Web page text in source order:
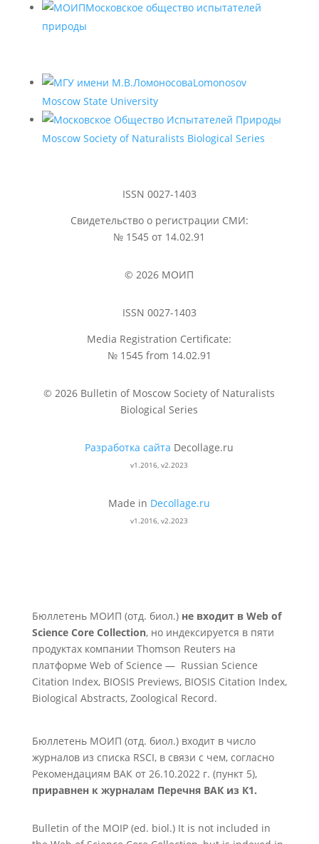
Московское общество испытателей
природы
Lomonosov
Moscow State University
Moscow Society of Naturalists Biological Series
ISSN 0027-1403
Свидетельство о регистрации СМИ:
№ 1545 от 14.02.91
© 2026 МОИП
ISSN 0027-1403
Media Registration Certificate:
№ 1545 from 14.02.91
© 2026 Bulletin of Moscow Society of Naturalists
Biological Series
Разработка сайта Decollage.ru
v1.2016, v2.2023
Made in Decollage.ru
v1.2016, v2.2023
Бюллетень МОИП (отд. биол.) не входит в Web of
Science Core Collection, но индексируется в пяти
продуктах компании Thomson Reuters на
платформе Web of Science — Russian Science
Citation Index, BIOSIS Previews, BIOSIS Citation Index,
Biological Abstracts, Zoological Record.
Бюллетень МОИП (отд. биол.) входит в число
журналов из списка RSCI, в связи с чем, согласно
Рекомендациям ВАК от 26.10.2022 г. (пункт 5),
приравнен к журналам Перечня ВАК из К1.
Bulletin of the MOIP (ed. biol.) It is not included in